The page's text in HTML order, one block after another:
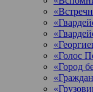
«Голос
«Город